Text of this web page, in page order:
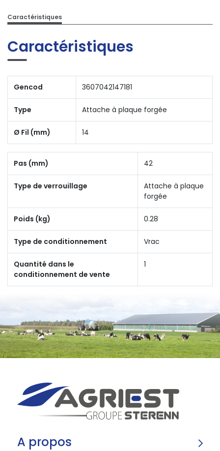
Caractéristiques
Caractéristiques
Gencod 3607042147181
Type Attache à plaque forgée
Ø Fil (mm) 14
Pas (mm) 42
Type de verrouillage
Attache à plaque
forgée
Poids (kg) 0.28
Type de conditionnement Vrac
Quantité dans le
conditionnement de vente
1
A propos